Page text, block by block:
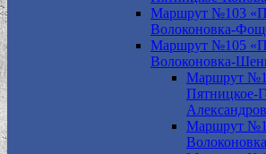
Маршрут №103
Волоконовка-
Маршрут №105
Волоконовка-
Маршрут
Пятницкое-
Маршрут